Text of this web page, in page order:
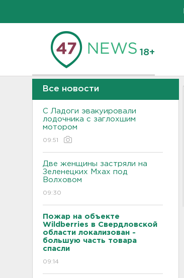
18+
Все новости
С Ладоги эвакуировали
лодочника с заглохшим
мотором
09:51
Две женщины застряли на
Зеленецких Мхах под
Волховом
09:30
Пожар на объекте
Wildberries в Свердловской
области локализован -
большую часть товара
спасли
09:14